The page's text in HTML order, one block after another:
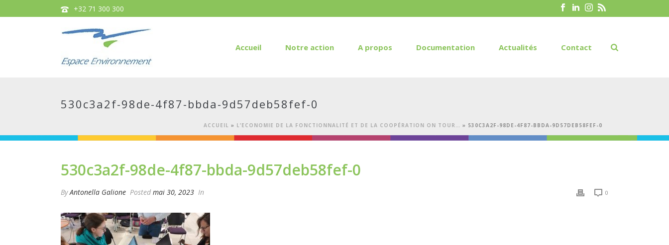
+32 71 300 300
Accueil Notre action A propos Documentation Actualités Contact
530c3a2f-98de-4f87-bbda-9d57deb58fef-0
ACCUEIL » L’ECONOMIE DE LA FONCTIONNALITÉ ET DE LA COOPÉRATION ON TOUR… » 530C3A2F-98DE-4F87-BBDA-9D57DEB58FEF-0
530c3a2f-98de-4f87-bbda-9d57deb58fef-0
ByAntonella Galione Posted mai 30, 2023 In 0